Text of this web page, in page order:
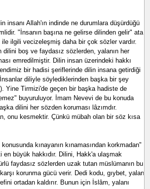
insanı Allah'ın indinde ne durumlara düşürdüğü
"İnsanın başına ne gelirse dilinden gelir" ata
ilgili vecizeleşmiş daha bir çok sözler vardır.
boş ve faydasız sözlerden, yalanın her
emredilmiştir. Dilin insan üzerindeki hakkı
bir hadisi şeriflerinde dilin insana getirdiği
diliyle söylediklerinden başka bir şey
Yine Tirmizi'de geçen bir başka hadiste de
buyuruluyor. İmam Nevevi de bu konuda
dilini her sözden koruması lâzımdır.
onu kesmektir. Çünkü mübah olan bir söz kısa
kınayanın kınamasından korkmadan"
en büyük hakkıdır. Dilini, Hakk'a ulaşmak
faydasız sözlerden uzak tutan müslümanın bu
korunma gücü verir. Dedi kodu, gıybet, yalan,
ortadan kaldırır. Bunun için İslâm, yalanı